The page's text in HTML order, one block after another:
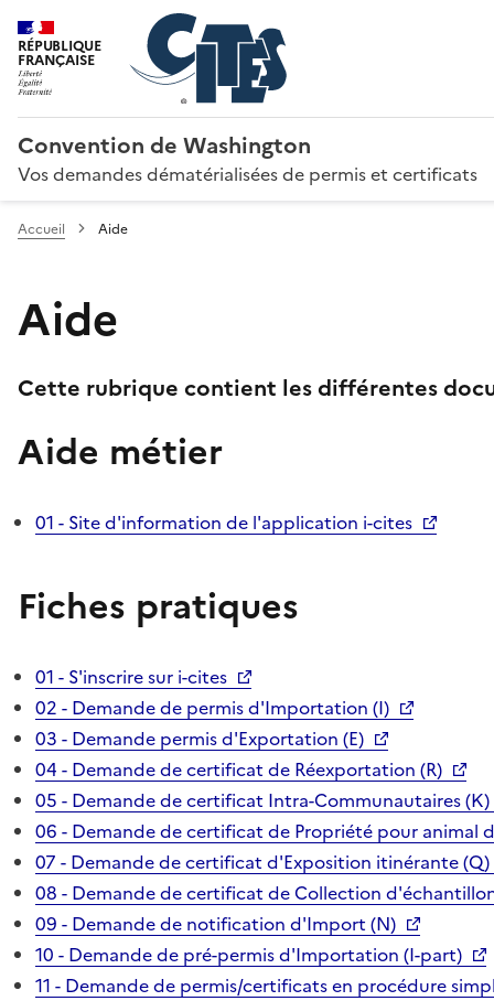
RÉPUBLIQUE
FRANÇAISE
Convention de Washington
Vos demandes dématérialisées de permis et certificats
Accueil Aide
Aide
Cette rubrique contient les différentes
Aide métier
01 - Site d'information de l'application i-cites
Fiches pratiques
01 - S'inscrire sur i-cites
02 - Demande de permis d'Importation (I)
03 - Demande permis d'Exportation (E)
04 - Demande de certificat de Réexportation (R)
05 - Demande de certificat Intra-Communautaires (K)
06 - Demande de certificat de Propriété pour animal
07 - Demande de certificat d'Exposition itinérante (Q)
08 - Demande de certificat de Collection
09 - Demande de notification d'Import (N)
10 - Demande de pré-permis d'Importation (I-part)
11 - Demande de permis/certificats en procédure